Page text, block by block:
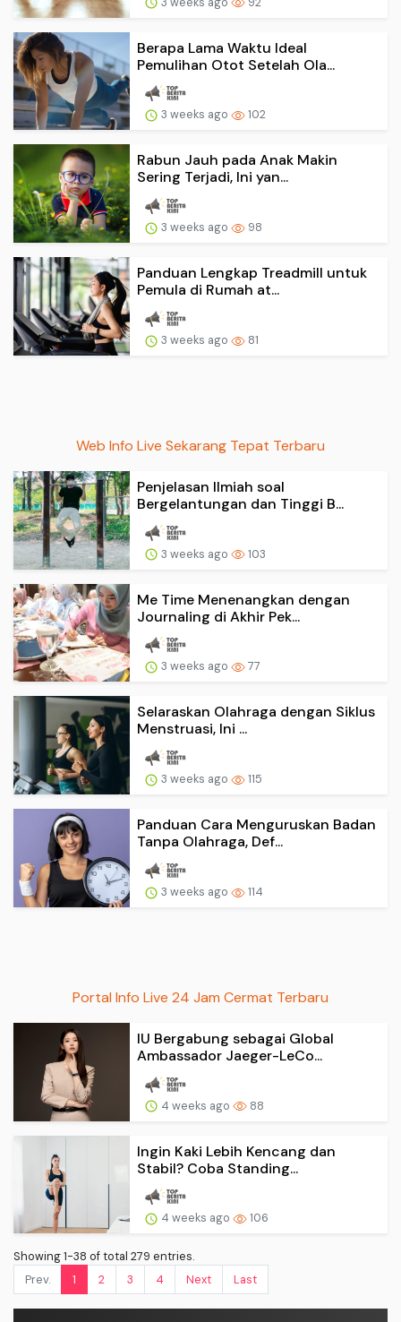
Berapa Lama Waktu Ideal
Pemulihan Otot Setelah Ola...
3 weeks ago 102
Rabun Jauh pada Anak Makin
Sering Terjadi, Ini yan...
3 weeks ago 98
Panduan Lengkap Treadmill untuk
Pemula di Rumah at...
3 weeks ago 81
Web Info Live Sekarang Tepat Terbaru
Penjelasan Ilmiah soal
Bergelantungan dan Tinggi B...
3 weeks ago 103
Me Time Menenangkan dengan
Journaling di Akhir Pek...
3 weeks ago 77
Selaraskan Olahraga dengan Siklus
Menstruasi, Ini ...
3 weeks ago 115
Panduan Cara Menguruskan Badan
Tanpa Olahraga, Def...
3 weeks ago 114
Portal Info Live 24 Jam Cermat Terbaru
IU Bergabung sebagai Global
Ambassador Jaeger-LeCo...
4 weeks ago 88
Ingin Kaki Lebih Kencang dan
Stabil? Coba Standing...
4 weeks ago 106
Showing 1-38 of total 279 entries.
Prev.
1 2 3 4 Next Last